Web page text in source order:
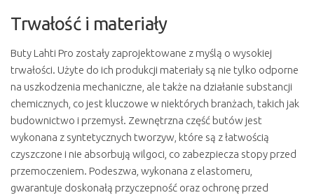
Trwałość i materiały
Buty Lahti Pro zostały zaprojektowane z myślą o wysokiej
trwałości. Użyte do ich produkcji materiały są nie tylko odporne
na uszkodzenia mechaniczne, ale także na działanie substancji
chemicznych, co jest kluczowe w niektórych branżach, takich jak
budownictwo i przemysł. Zewnętrzna część butów jest
wykonana z syntetycznych tworzyw, które są z łatwością
czyszczone i nie absorbują wilgoci, co zabezpiecza stopy przed
przemoczeniem. Podeszwa, wykonana z elastomeru,
gwarantuje doskonałą przyczepność oraz ochronę przed